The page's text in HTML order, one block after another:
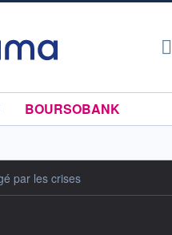
BOURSOBANK
par les crises